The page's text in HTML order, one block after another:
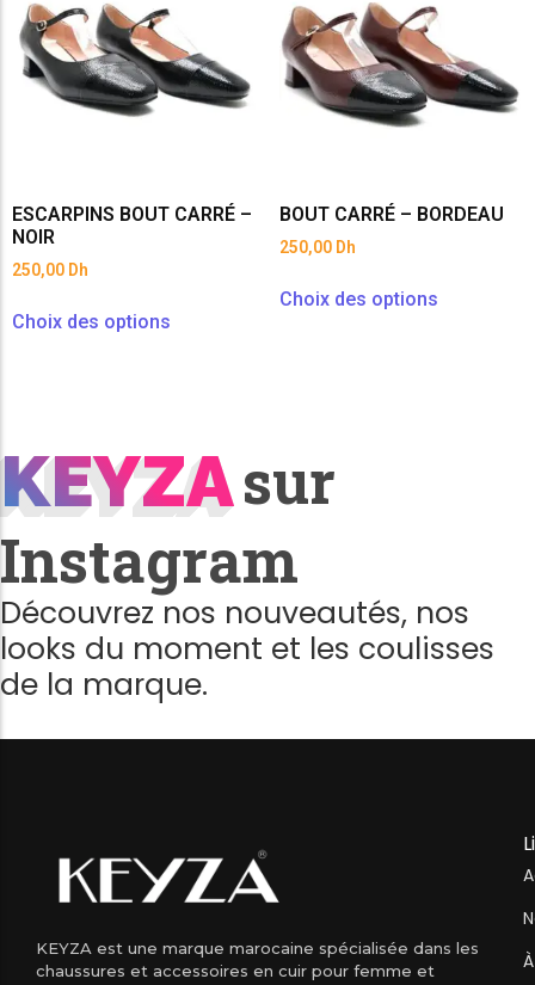
ESCARPINS BOUT CARRÉ –
NOIR
250,00 Dh
Choix des options
BOUT CARRÉ – BORDEAU
250,00 Dh
Choix des options
KEYZA
KEYZAsur
Instagram
Découvrez nos nouveautés, nos
looks du moment et les coulisses
de la marque.
KEYZA est une marque marocaine spécialisée dans les
chaussures et accessoires en cuir pour femme et